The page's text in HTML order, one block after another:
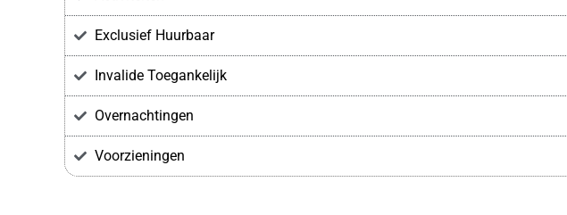
Exclusief Huurbaar
Invalide Toegankelijk
Overnachtingen
Voorzieningen